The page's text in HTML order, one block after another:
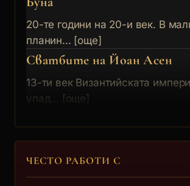
20-те години на 20-и век. В
планин... [още]
Сватбите на Йоан Асен
13-ти век Византийската
упад... [още]
Ръководството на голям
ЧЕСТО РАБОТИ С